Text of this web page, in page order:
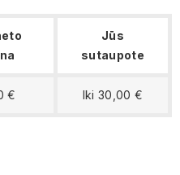
Jūs
sutaupote
€ Iki 30,00 €